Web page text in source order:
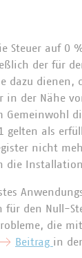
Steuer auf 0
der für
dazu dienen,
der Nähe
gelten als
nicht
die
den Null-
die
Beitrag in